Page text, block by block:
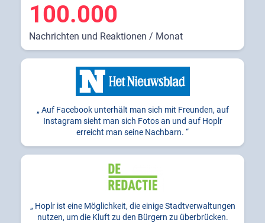
100.000
Nachrichten und Reaktionen / Monat
Auf Facebook unterhält man sich mit Freunden, auf
Instagram sieht man sich Fotos an und auf Hoplr
erreicht man seine Nachbarn.
Hoplr ist eine Möglichkeit, die einige Stadtverwaltungen
nutzen, um die Kluft zu den Bürgern zu überbrücken.